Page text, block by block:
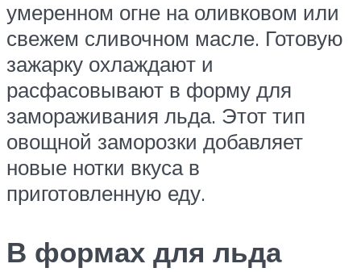
умеренном огне на оливковом или
свежем сливочном масле. Готовую
зажарку охлаждают и
расфасовывают в форму для
замораживания льда. Этот тип
овощной заморозки добавляет
новые нотки вкуса в
приготовленную еду.
В формах для льда